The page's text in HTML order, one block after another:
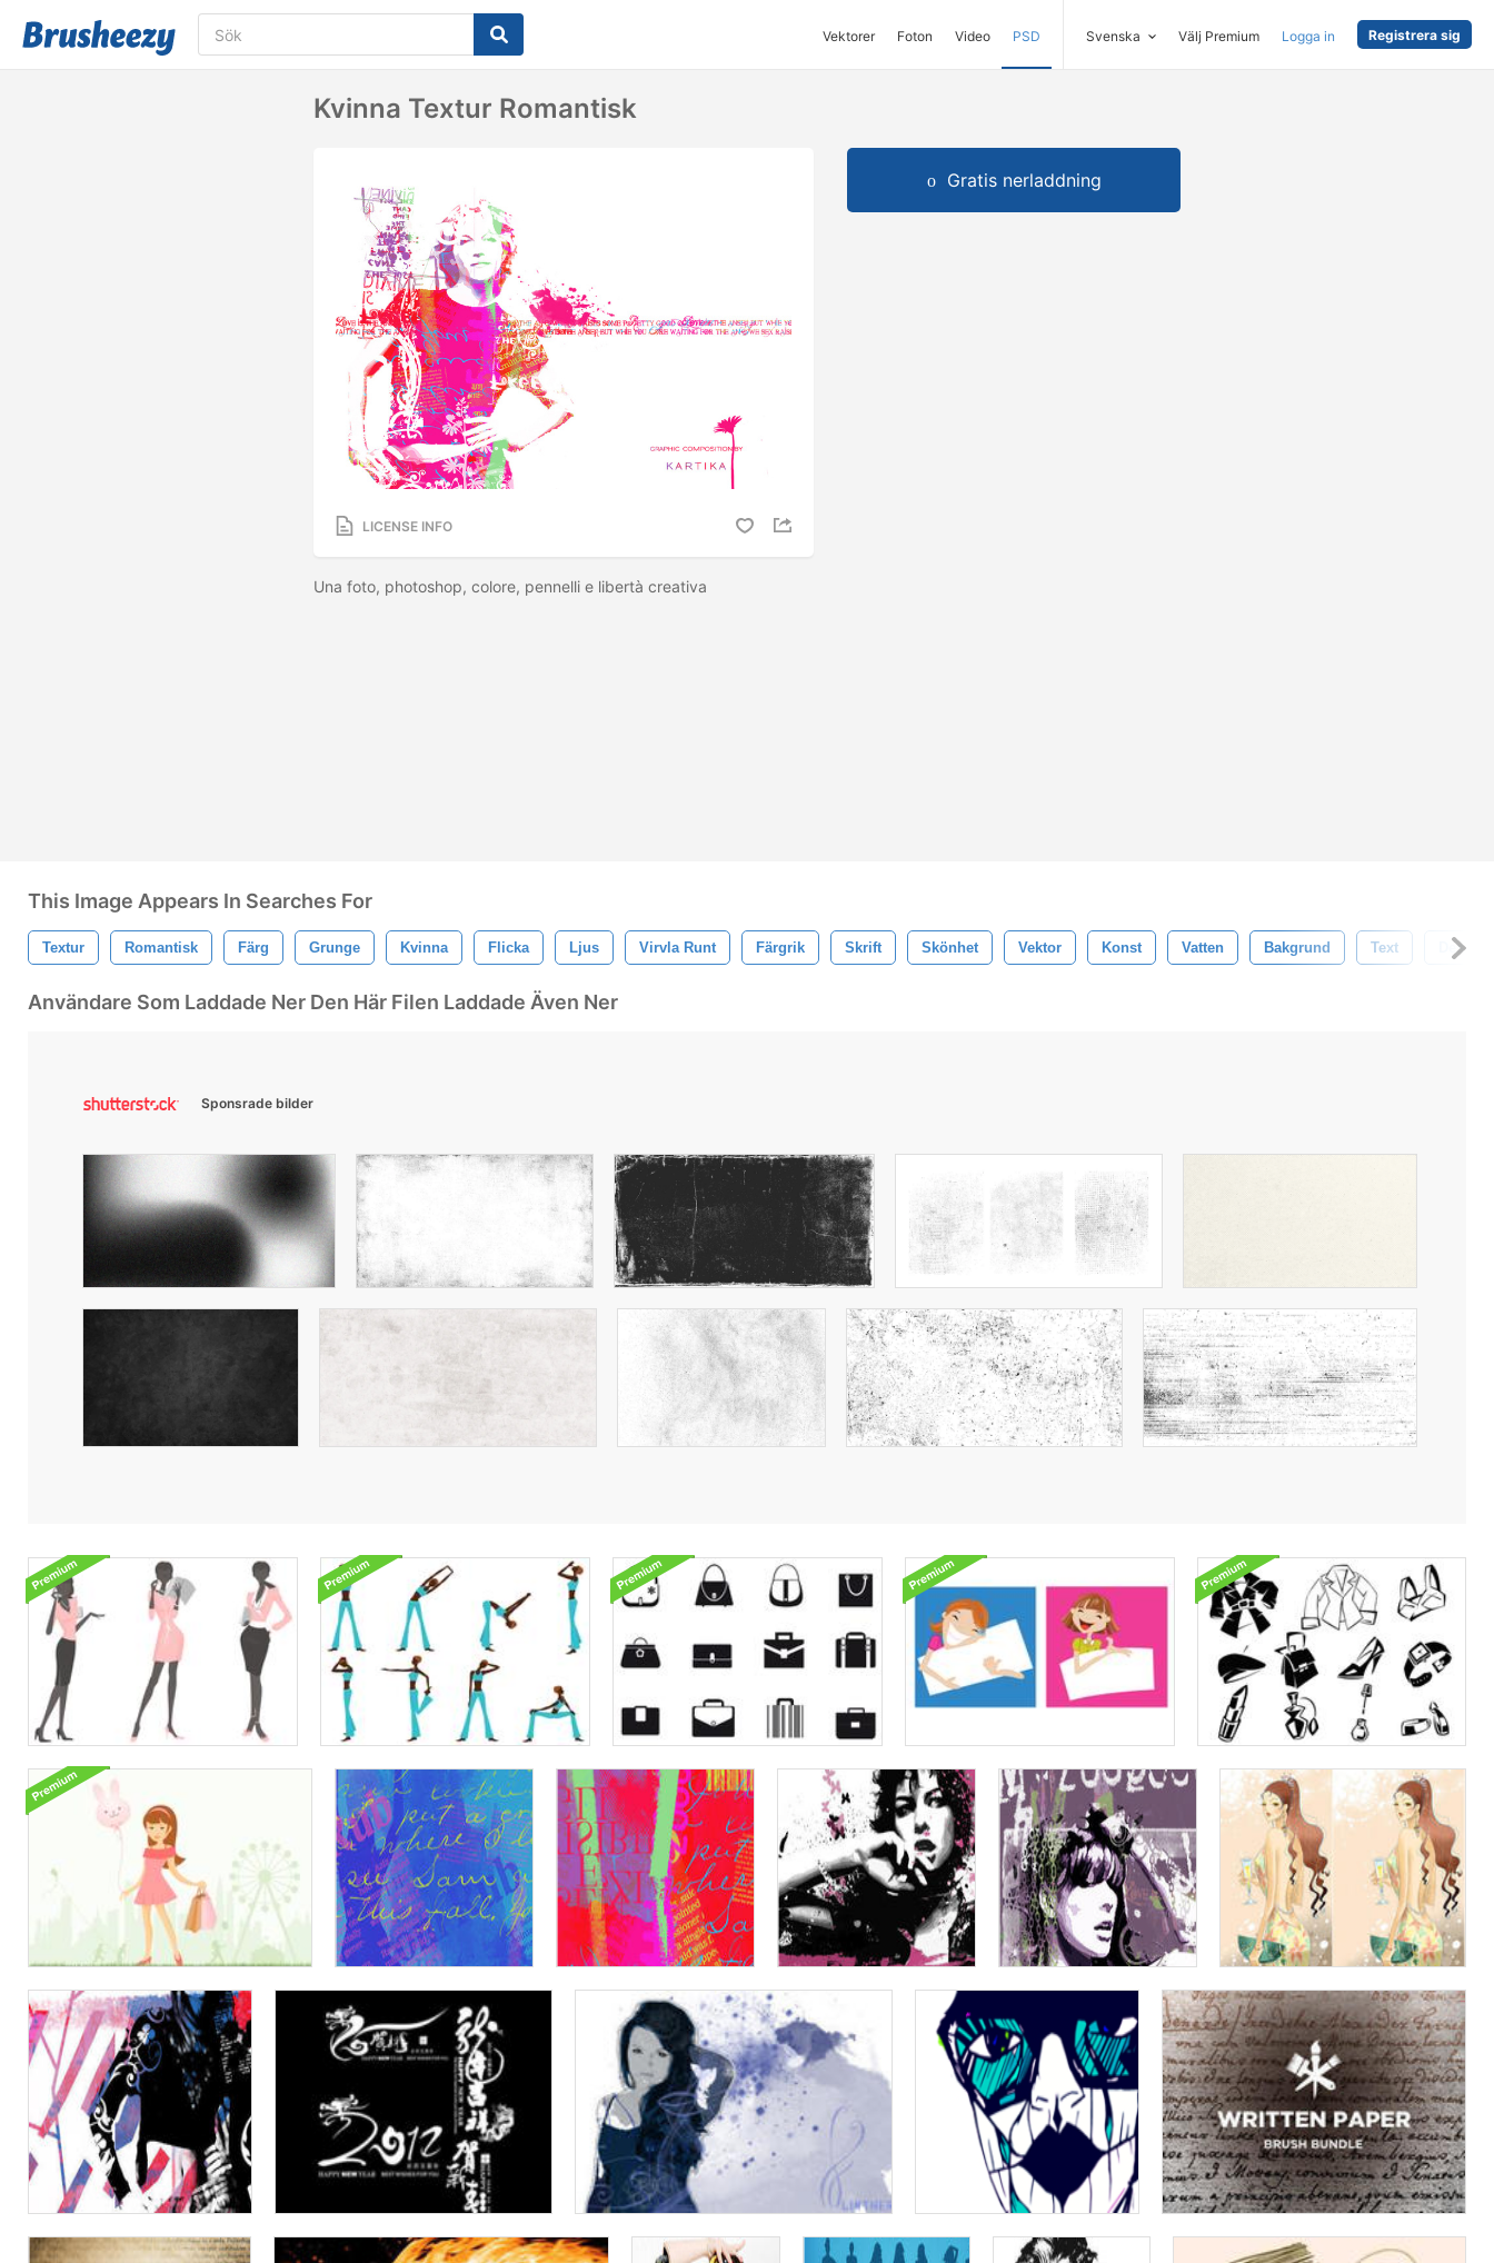
Vektorer Foton Video PSD Svenska Välj Premium Logga in Registrera sig
Kvinna Textur Romantisk
LICENSE INFO
Una foto, photoshop, colore, pennelli e libertà creativa
Gratis nerladdning
This Image Appears In Searches For
Textur Romantisk Färg Grunge Kvinna Flicka Ljus Virvla Runt Färgrik Skrift Skönhet Vektor Konst Vatten Bakgrund Text Design
Användare Som Laddade Ner Den Här Filen Laddade Även Ner
Sponsrade bilder